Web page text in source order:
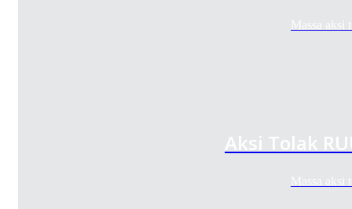
Massa aksi
Aksi Tolak
Massa aksi